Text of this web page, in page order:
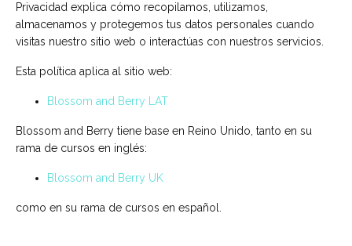
Privacidad explica cómo recopilamos, utilizamos,
almacenamos y protegemos tus datos personales cuando
visitas nuestro sitio web o interactúas con nuestros servicios.
Esta política aplica al sitio web:
Blossom and Berry LAT
Blossom and Berry tiene base en Reino Unido, tanto en su
rama de cursos en inglés:
Blossom and Berry UK
como en su rama de cursos en español.